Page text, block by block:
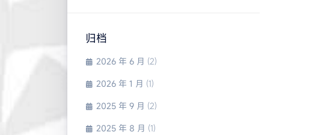
归档
2026 年 6 月 (2)
2026 年 1 月 (1)
2025 年 9 月 (2)
2025 年 8 月 (1)